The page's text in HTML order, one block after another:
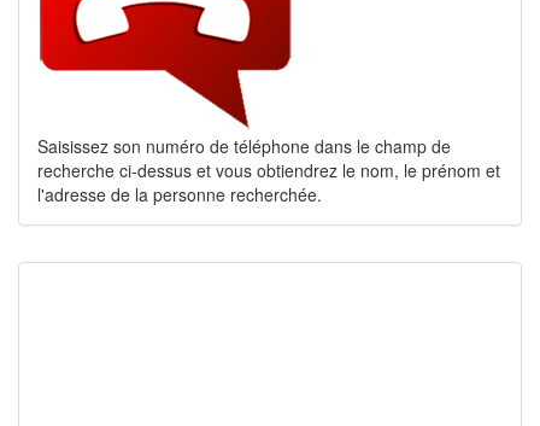
Saisissez son numéro de téléphone dans le champ de
recherche ci-dessus et vous obtiendrez le nom, le prénom et
l'adresse de la personne recherchée.